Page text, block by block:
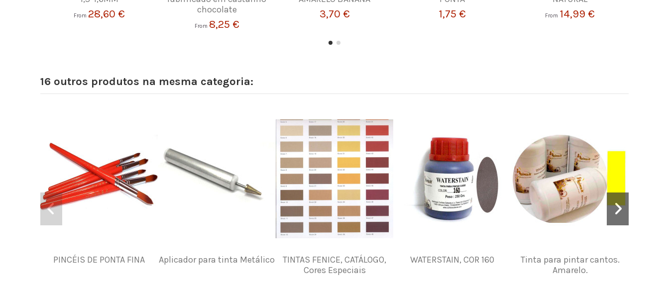
From 28,60 €
chocolate
From 8,25 €
3,70 € 1,75 € From 14,99 €
16 outros produtos na mesma categoria:
PINCÉIS DE PONTA FINA Aplicador para tinta Metálico
TINTAS FENICE, CATÁLOGO,
Cores Especiais
WATERSTAIN, COR 160
Tinta para pintar cantos.
Amarelo.